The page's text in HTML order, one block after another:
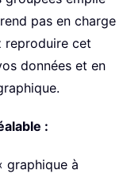
pas en charge
reproduire cet
données et en
:
graphique à